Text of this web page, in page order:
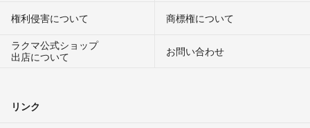
権利侵害について
商標権について
ラクマ公式ショップ
出店について
お問い合わせ
リンク